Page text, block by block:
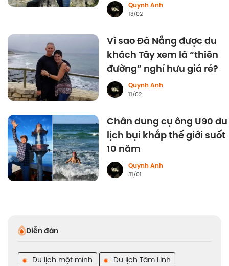
Quynh Anh
13/02
Vì sao Đà Nẵng được du
khách Tây xem là “thiên
đường” nghỉ hưu giá rẻ?
Quynh Anh
11/02
Chân dung cụ ông U90 du
lịch bụi khắp thế giới suốt
10 năm
Quynh Anh
31/01
Diễn đàn
Du lịch một mình
Du lịch Tâm Linh